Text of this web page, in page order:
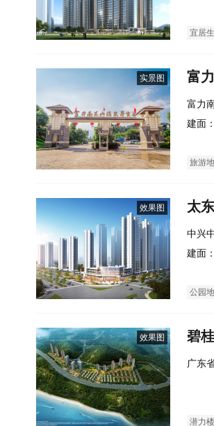
宜居
实景图 富
富力
建面
旅游
效果图 太
中兴
建面
公园
效果图 碧
广东
潜力